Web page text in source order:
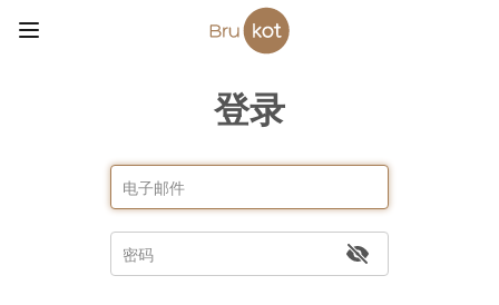
登录